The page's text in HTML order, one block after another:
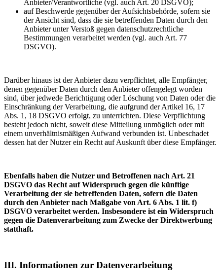
Anbieter/Verantwortliche (vgl. auch Art. 20 DSGVO);
auf Beschwerde gegenüber der Aufsichtsbehörde, sofern sie
der Ansicht sind, dass die sie betreffenden Daten durch den
Anbieter unter Verstoß gegen datenschutzrechtliche
Bestimmungen verarbeitet werden (vgl. auch Art. 77
DSGVO).
Darüber hinaus ist der Anbieter dazu verpflichtet, alle Empfänger,
denen gegenüber Daten durch den Anbieter offengelegt worden
sind, über jedwede Berichtigung oder Löschung von Daten oder die
Einschränkung der Verarbeitung, die aufgrund der Artikel 16, 17
Abs. 1, 18 DSGVO erfolgt, zu unterrichten. Diese Verpflichtung
besteht jedoch nicht, soweit diese Mitteilung unmöglich oder mit
einem unverhältnismäßigen Aufwand verbunden ist. Unbeschadet
dessen hat der Nutzer ein Recht auf Auskunft über diese Empfänger.
Ebenfalls haben die Nutzer und Betroffenen nach Art. 21
DSGVO das Recht auf Widerspruch gegen die künftige
Verarbeitung der sie betreffenden Daten, sofern die Daten
durch den Anbieter nach Maßgabe von Art. 6 Abs. 1 lit. f)
DSGVO verarbeitet werden. Insbesondere ist ein Widerspruch
gegen die Datenverarbeitung zum Zwecke der Direktwerbung
statthaft.
III. Informationen zur Datenverarbeitung